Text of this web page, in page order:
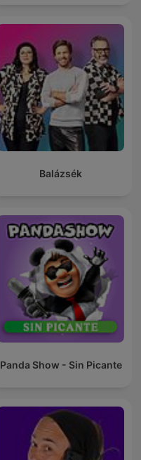
Balázsék
Panda Show - Sin Picante